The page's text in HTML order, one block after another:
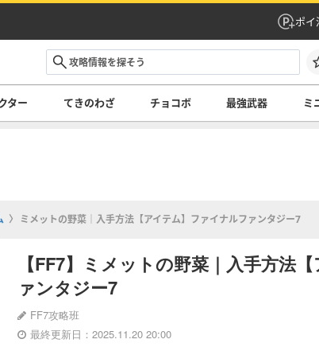
ポイ
ター てきのわざ チョコボ 最強武器 ミ
ミメットの野菜｜入手方法【アイテム】ファイナルファンタジー7
【FF7】ミメットの野菜｜入手方法
ァンタジー7
FF7攻略班
最終更新日：2025.11.20 20:00